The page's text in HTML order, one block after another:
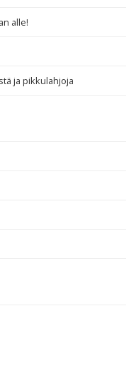
alle!
ja pikkulahjoja